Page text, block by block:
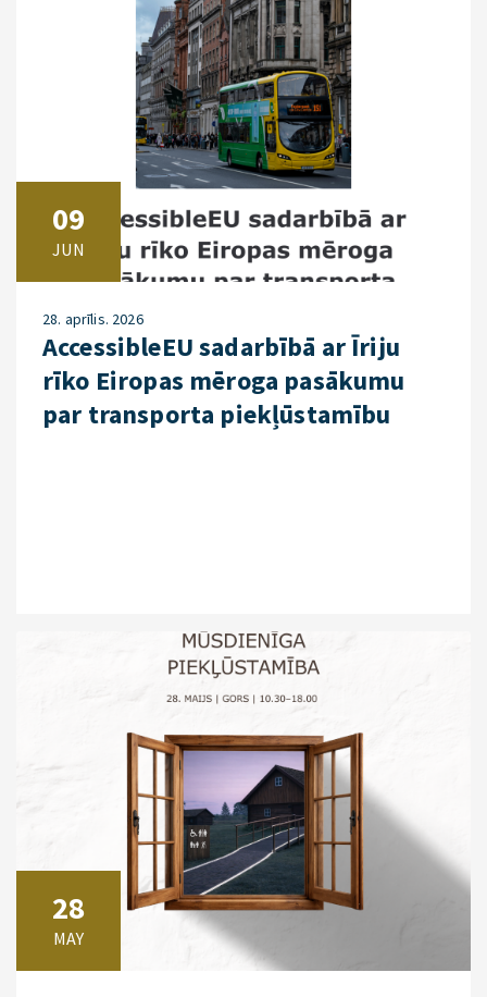
09
JUN
28. aprīlis. 2026
AccessibleEU sadarbībā ar Īriju
rīko Eiropas mēroga pasākumu
par transporta piekļūstamību
28
MAY